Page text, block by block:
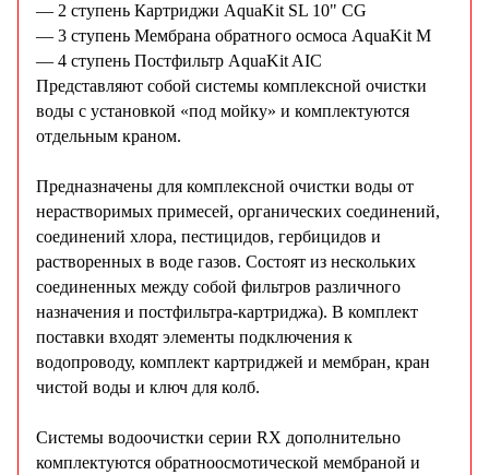
— 2 ступень Картриджи AquaKit SL 10" CG
— 3 ступень Мембрана обратного осмоса AquaKit M
— 4 ступень Постфильтр AquaKit AIC
Представляют собой системы комплексной очистки
воды с установкой «под мойку» и комплектуются
отдельным краном.
Предназначены для комплексной очистки воды от
нерастворимых примесей, органических соединений,
соединений хлора, пестицидов, гербицидов и
растворенных в воде газов. Состоят из нескольких
соединенных между собой фильтров различного
назначения и постфильтра-картриджа). В комплект
поставки входят элементы подключения к
водопроводу, комплект картриджей и мембран, кран
чистой воды и ключ для колб.
Системы водоочистки серии RX дополнительно
комплектуются обратноосмотической мембраной и